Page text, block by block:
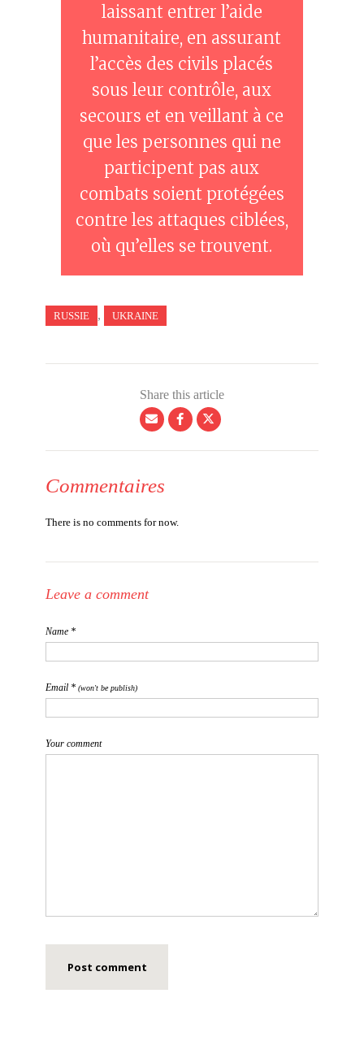
laissant entrer l’aide
humanitaire, en assurant
l’accès des civils placés
sous leur contrôle, aux
secours et en veillant à ce
que les personnes qui ne
participent pas aux
combats soient protégées
contre les attaques ciblées,
où qu’elles se trouvent.
RUSSIE , UKRAINE
Share this article
Commentaires
There is no comments for now.
Leave a comment
Name *
Email * (won't be publish)
Your comment